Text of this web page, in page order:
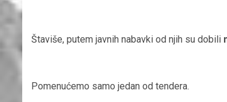
Štaviše, putem javnih nabavki od njih su dobili
Pomenućemo samo jedan od tendera.